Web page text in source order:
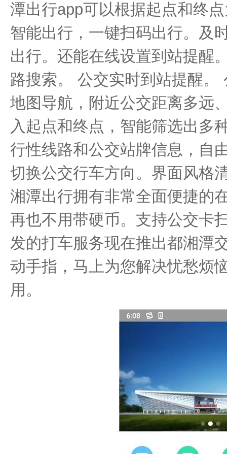
潭出行app可以根据起点和终
智能出行，一键扫码出行。及
出行。还能在线设置到站提醒
路搜索。 公交实时到站提醒。
地图导航，附近公交距离多远
入起点和终点，智能筛选出多
行性线路和公交站牌信息，自
切换公交行车方向。界面风格
湘潭出行拥有非常全面便捷的
再也不用带硬币。支持公交卡
发的打车服务现在推出都湘潭
动手指，马上为您解决忧愁烦
用。